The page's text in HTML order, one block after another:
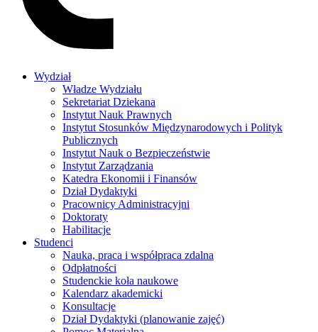
Wydział
Władze Wydziału
Sekretariat Dziekana
Instytut Nauk Prawnych
Instytut Stosunków Międzynarodowych i Polityk
Publicznych
Instytut Nauk o Bezpieczeństwie
Instytut Zarządzania
Katedra Ekonomii i Finansów
Dział Dydaktyki
Pracownicy Administracyjni
Doktoraty
Habilitacje
Studenci
Nauka, praca i współpraca zdalna
Odpłatności
Studenckie koła naukowe
Kalendarz akademicki
Konsultacje
Dział Dydaktyki (planowanie zajęć)